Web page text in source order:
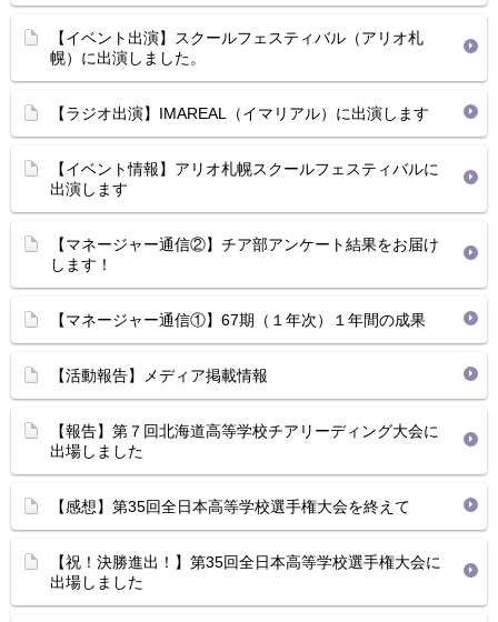
【イベント出演】スクールフェスティバル（アリオ札
幌）に出演しました。
【ラジオ出演】IMAREAL（イマリアル）に出演します
【イベント情報】アリオ札幌スクールフェスティバルに
出演します
【マネージャー通信②】チア部アンケート結果をお届け
します！
【マネージャー通信①】67期（１年次）１年間の成果
【活動報告】メディア掲載情報
【報告】第７回北海道高等学校チアリーディング大会に
出場しました
【感想】第35回全日本高等学校選手権大会を終えて
【祝！決勝進出！】第35回全日本高等学校選手権大会に
出場しました